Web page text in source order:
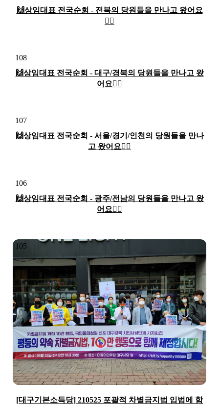
🙌상임대표 전국순회 - 전북의 당원들을 만나고 왔어요
🏃‍♀️
108
🙌상임대표 전국순회 - 대구/경북의 당원들을 만나고 왔
어요🏃‍♀️
107
🙌상임대표 전국순회 - 서울/경기/인천의 당원들을 만나
고 왔어요🏃‍♀️
106
🙌상임대표 전국순회 - 광주/전남의 당원들을 만나고 왔
어요🏃‍♀️
105
[대구기본소득당] 210525 포괄적 차별금지법 입법에 함